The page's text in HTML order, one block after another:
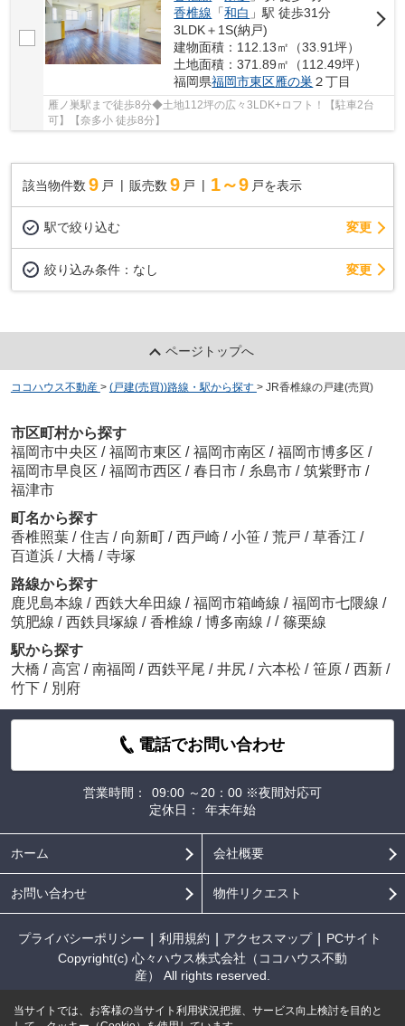
香椎線 「和白 」駅 徒歩31分
3LDK＋1S(納戸)
建物面積：112.13㎡（33.91坪）
土地面積：371.89㎡（112.49坪）
福岡県福岡市東区雁の巣 ２丁目
雁ノ巣駅まで徒歩8分◆土地112坪の広々3LDK+ロフト！【駐車2台
可】【奈多小 徒歩8分】
該当物件数 9 戸 販売数 9 戸 1～9 戸を表示
駅で絞り込む 変更
絞り込み条件： なし 変更
ページトップへ
ココハウス不動産 > (戸建(売買))路線・駅から探す > JR香椎線の戸建(売買)
市区町村から探す
福岡市中央区 / 福岡市東区 / 福岡市南区 / 福岡市博多区 /
福岡市早良区 / 福岡市西区 / 春日市 / 糸島市 / 筑紫野市 /
福津市
町名から探す
香椎照葉 / 住吉 / 向新町 / 西戸崎 / 小笹 / 荒戸 / 草香江 /
百道浜 / 大橋 / 寺塚
路線から探す
鹿児島本線 / 西鉄大牟田線 / 福岡市箱崎線 / 福岡市七隈線 /
筑肥線 / 西鉄貝塚線 / 香椎線 / 博多南線 / / 篠栗線
駅から探す
大橋 / 高宮 / 南福岡 / 西鉄平尾 / 井尻 / 六本松 / 笹原 / 西新 /
竹下 / 別府
電話でお問い合わせ
営業時間：
09:00 ～20：00 ※夜間対応可
定休日：
年末年始
ホーム 会社概要
お問い合わせ 物件リクエスト
プライバシーポリシー 利用規約 アクセスマップ
PCサイト
Copyright(c) 心々ハウス株式会社（ココハウス不動
産） All rights reserved.
当サイトでは、お客様の当サイト利用状況把握、サービス向上検討を目的と